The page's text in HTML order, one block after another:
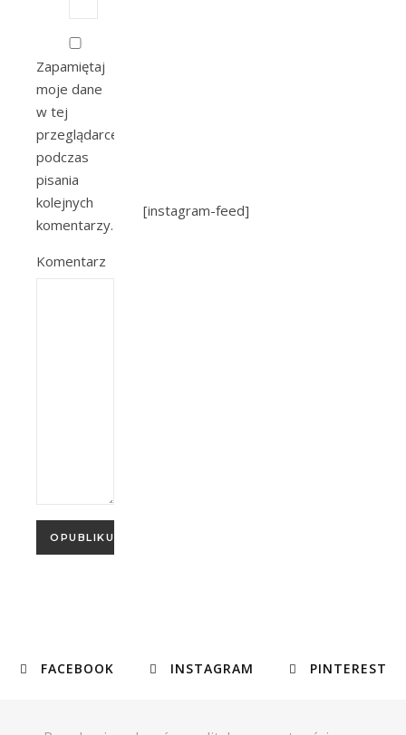
Zapamiętaj
moje dane
w tej
przeglądarce
podczas
pisania
kolejnych
komentarzy.
Komentarz
[instagram-feed]
FACEBOOK INSTAGRAM PINTEREST